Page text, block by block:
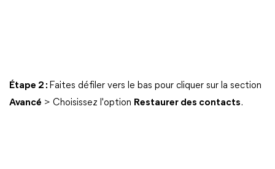
Étape 2 : Faites défiler vers le bas pour cliquer sur la section
Avancé > Choisissez l'option Restaurer des contacts.